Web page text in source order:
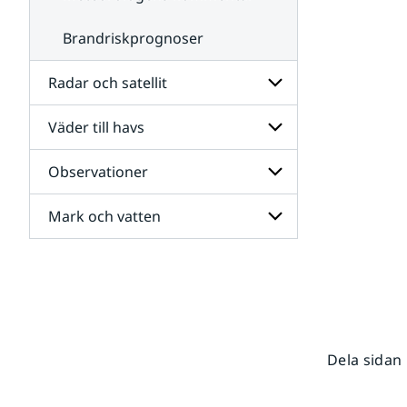
Brandriskprognoser
Radar och satellit
Undersidor
för
Radar
och
satellit
Väder till havs
Undersidor
för
Väder
till
havs
Observationer
Undersidor
för
Mark och vatten
Dela sidan